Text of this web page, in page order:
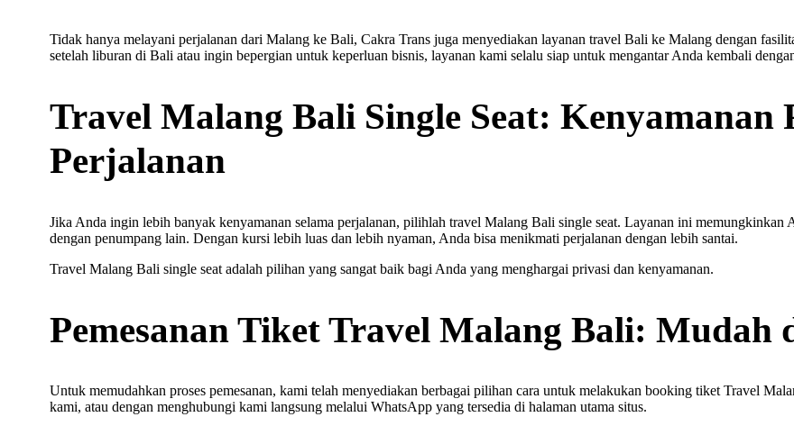
Tidak hanya melayani perjalanan dari Malang ke Bali, Cakra Trans juga menyediakan layanan travel Bali ke Malang dengan
setelah liburan di Bali atau ingin bepergian untuk keperluan bisnis, layanan kami selalu siap untuk mengantar Anda kembali
Travel Malang Bali Single Seat: Kenyamanan
Perjalanan
Jika Anda ingin lebih banyak kenyamanan selama perjalanan, pilihlah travel Malang Bali single seat. Layanan ini
dengan penumpang lain. Dengan kursi lebih luas dan lebih nyaman, Anda bisa menikmati perjalanan dengan lebih santai.
Travel Malang Bali single seat adalah pilihan yang sangat baik bagi Anda yang menghargai privasi dan kenyamanan.
Pemesanan Tiket Travel Malang Bali: Mudah
Untuk memudahkan proses pemesanan, kami telah menyediakan berbagai pilihan cara untuk melakukan booking tiket Travel
kami, atau dengan menghubungi kami langsung melalui WhatsApp yang tersedia di halaman utama situs.